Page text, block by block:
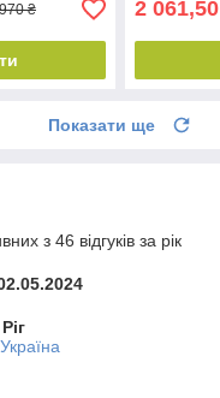
₴ 2 061,50
Показати ще
з 46 відгуків за рік